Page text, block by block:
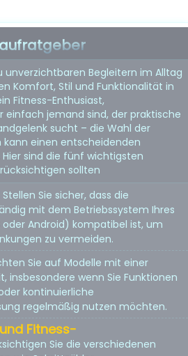
unverzichtbaren Begleitern im Alltag
Komfort, Stil und Funktionalität in
Fitness-Enthusiast,
einfach jemand sind, der praktische
sucht – die Wahl der
einen entscheidenden
sind die fünf wichtigsten
sollten
Stellen Sie sicher, dass die
mit dem Betriebssystem Ihres
Android) kompatibel ist, um
zu vermeiden.
Sie auf Modelle mit einer
insbesondere wenn Sie Funktionen
kontinuierliche
regelmäßig nutzen möchten.
Fitness-
Sie die verschiedenen